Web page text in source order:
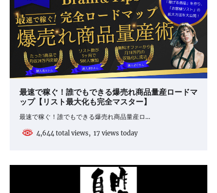
最速で稼ぐ！誰でもできる爆売れ商品量産ロードマ
ップ【リスト最大化も完全マスター】
最速で稼ぐ！誰でもできる爆売れ商品量産ロ…
4,644 total views, 17 views today